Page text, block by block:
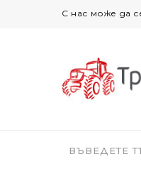
С нас може да